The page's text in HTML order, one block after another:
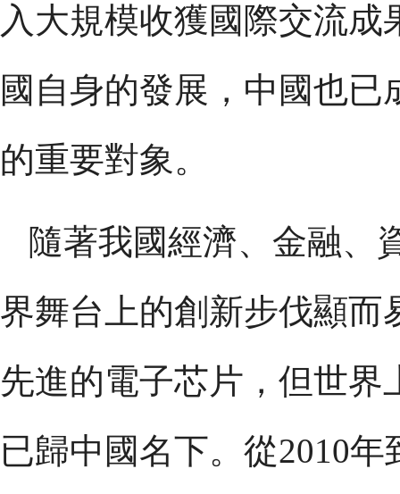
入大規模收獲國際交流
國自身的發展，中國也
的重要對象。
隨著我國經濟、金融、
界舞台上的創新步伐顯而
先進的電子芯片，但世
已歸中國名下。從2010年